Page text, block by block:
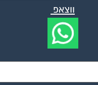
ווצאפ